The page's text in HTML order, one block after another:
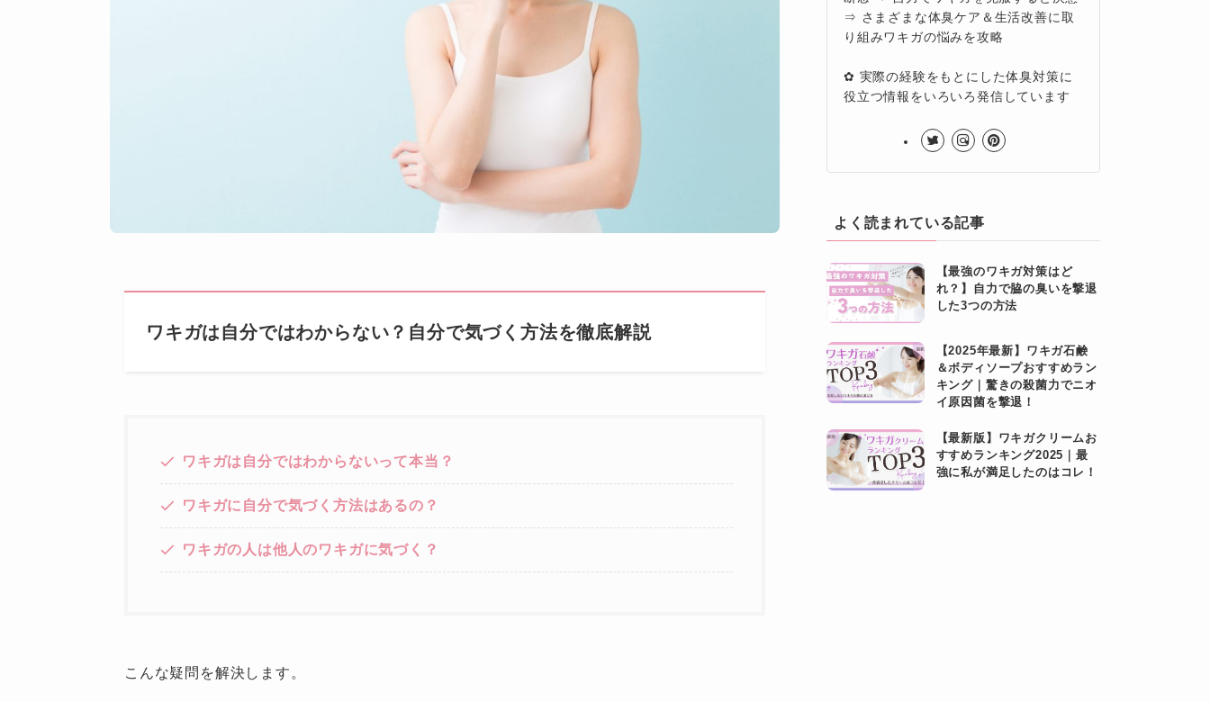
ワキガは自分ではわからない？自分で気づく方法を徹底解説
ワキガは自分ではわからないって本当？
ワキガに自分で気づく方法はあるの？
ワキガの人は他人のワキガに気づく？
こんな疑問を解決します。
⇒ さまざまな体臭ケア＆生活改善に取
り組みワキガの悩みを攻略
✿ 実際の経験をもとにした体臭対策に
役立つ情報をいろいろ発信しています
よく読まれている記事
【最強のワキガ対策はど
れ？】自力で脇の臭いを撃退
した3つの方法
【2025年最新】ワキガ石鹸
＆ボディソープおすすめラン
キング｜驚きの殺菌力でニオ
イ原因菌を撃退！
【最新版】ワキガクリームお
すすめランキング2025｜最
強に私が満足したのはコレ！